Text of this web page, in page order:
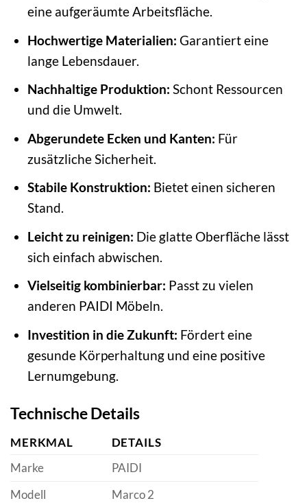
eine aufgeräumte Arbeitsfläche.
Hochwertige Materialien: Garantiert eine
lange Lebensdauer.
Nachhaltige Produktion: Schont Ressourcen
und die Umwelt.
Abgerundete Ecken und Kanten: Für
zusätzliche Sicherheit.
Stabile Konstruktion: Bietet einen sicheren
Stand.
Leicht zu reinigen: Die glatte Oberfläche lässt
sich einfach abwischen.
Vielseitig kombinierbar: Passt zu vielen
anderen PAIDI Möbeln.
Investition in die Zukunft: Fördert eine
gesunde Körperhaltung und eine positive
Lernumgebung.
Technische Details
MERKMAL
DETAILS
Marke
PAIDI
Modell
Marco 2